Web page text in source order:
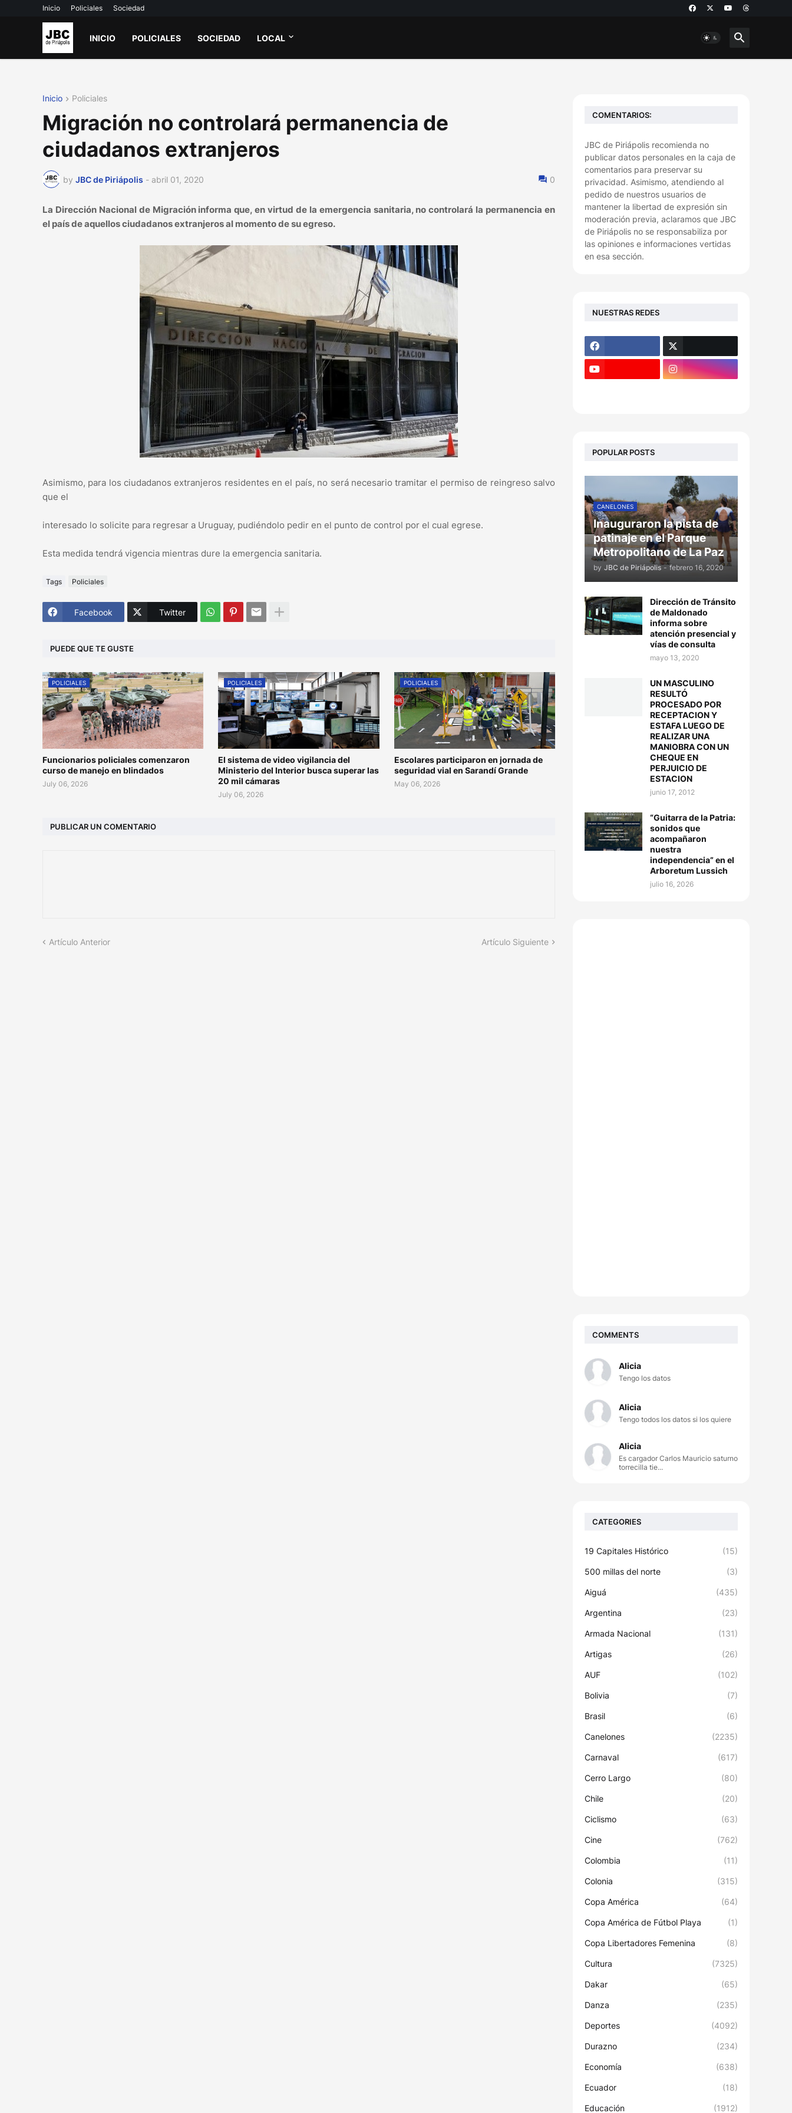
Inicio Policiales Sociedad
INICIO POLICIALES SOCIEDAD LOCAL
Inicio Policiales
Migración no controlará permanencia de
ciudadanos extranjeros
by JBC de Piriápolis - abril 01, 2020 0
La Dirección Nacional de Migración informa que, en virtud de la emergencia sanitaria, no controlará la permanencia en
el país de aquellos ciudadanos extranjeros al momento de su egreso.
Asimismo, para los ciudadanos extranjeros residentes en el país, no será necesario tramitar el permiso de reingreso salvo
que el
interesado lo solicite para regresar a Uruguay, pudiéndolo pedir en el punto de control por el cual egrese.
Esta medida tendrá vigencia mientras dure la emergencia sanitaria.
Tags Policiales
Facebook Twitter
PUEDE QUE TE GUSTE
POLICIALES
Funcionarios policiales comenzaron
curso de manejo en blindados
July 06, 2026
POLICIALES
El sistema de video vigilancia del
Ministerio del Interior busca superar las
20 mil cámaras
July 06, 2026
POLICIALES
Escolares participaron en jornada de
seguridad vial en Sarandí Grande
May 06, 2026
PUBLICAR UN COMENTARIO
Artículo Anterior Artículo Siguiente
COMENTARIOS:
JBC de Piriápolis recomienda no
publicar datos personales en la caja de
comentarios para preservar su
privacidad. Asimismo, atendiendo al
pedido de nuestros usuarios de
mantener la libertad de expresión sin
moderación previa, aclaramos que JBC
de Piriápolis no se responsabiliza por
las opiniones e informaciones vertidas
en esa sección.
NUESTRAS REDES
POPULAR POSTS
CANELONES
Inauguraron la pista de
patinaje en el Parque
Metropolitano de La Paz
by JBC de Piriápolis - febrero 16, 2020
Dirección de Tránsito
de Maldonado
informa sobre
atención presencial y
vías de consulta
mayo 13, 2020
UN MASCULINO
RESULTÓ
PROCESADO POR
RECEPTACION Y
ESTAFA LUEGO DE
REALIZAR UNA
MANIOBRA CON UN
CHEQUE EN
PERJUICIO DE
ESTACION
junio 17, 2012
“Guitarra de la Patria:
sonidos que
acompañaron
nuestra
independencia” en el
Arboretum Lussich
julio 16, 2026
COMMENTS
Alicia
Tengo los datos
Alicia
Tengo todos los datos si los quiere
Alicia
Es cargador Carlos Mauricio saturno
torrecilla tie...
CATEGORIES
19 Capitales Histórico (15)
500 millas del norte (3)
Aiguá (435)
Argentina (23)
Armada Nacional (131)
Artigas (26)
AUF (102)
Bolivia (7)
Brasil (6)
Canelones (2235)
Carnaval (617)
Cerro Largo (80)
Chile (20)
Ciclismo (63)
Cine (762)
Colombia (11)
Colonia (315)
Copa América (64)
Copa América de Fútbol Playa (1)
Copa Libertadores Femenina (8)
Cultura (7325)
Dakar (65)
Danza (235)
Deportes (4092)
Durazno (234)
Economía (638)
Ecuador (18)
Educación (1912)